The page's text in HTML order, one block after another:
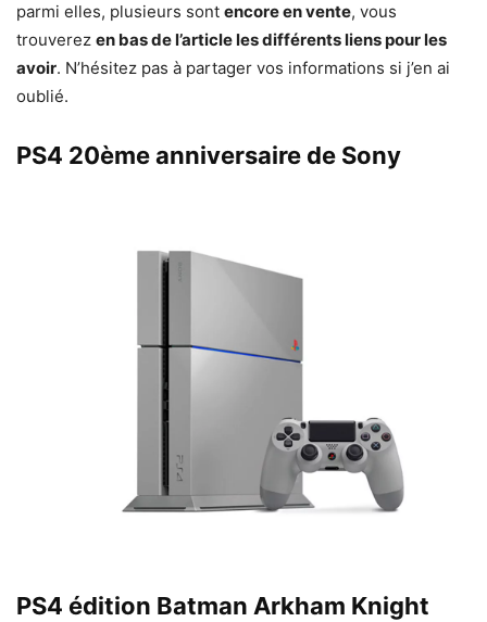
parmi elles, plusieurs sont encore en vente, vous
trouverez en bas de l’article les différents liens pour les
avoir. N’hésitez pas à partager vos informations si j’en ai
oublié.
PS4 20ème anniversaire de Sony
PS4 édition Batman Arkham Knight